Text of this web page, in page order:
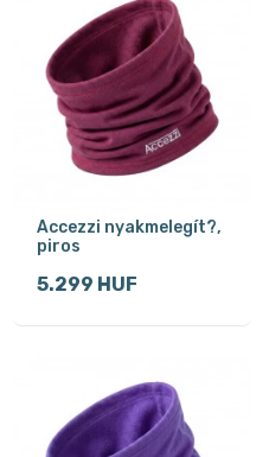
Accezzi nyakmelegít?,
piros
5.299 HUF